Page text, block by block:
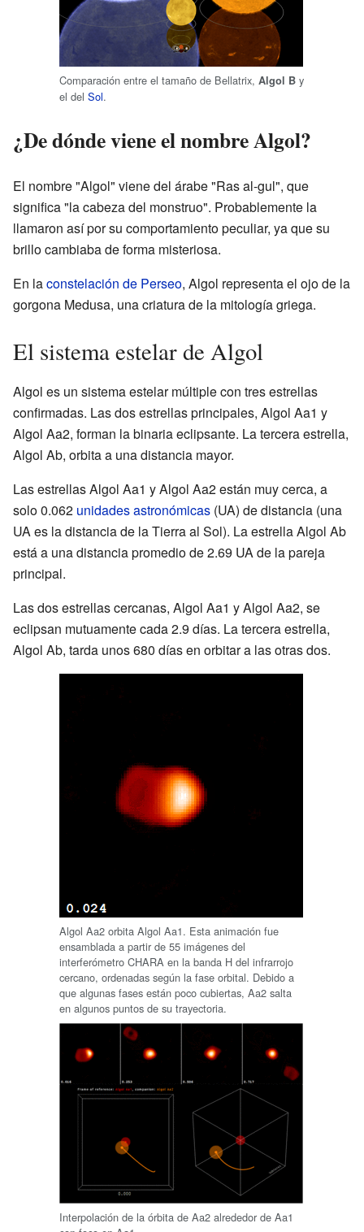
Comparación entre el tamaño de Bellatrix, Algol B y
el del Sol.
¿De dónde viene el nombre Algol?
El nombre "Algol" viene del árabe "Ras al-gul", que
significa "la cabeza del monstruo". Probablemente la
llamaron así por su comportamiento peculiar, ya que su
brillo cambiaba de forma misteriosa.
En laconstelación de Perseo, Algol representa el ojo de la
gorgona Medusa, una criatura de la mitología griega.
El sistema estelar de Algol
Algol es un sistema estelar múltiple con tres estrellas
confirmadas. Las dos estrellas principales, Algol Aa1 y
Algol Aa2, forman la binaria eclipsante. La tercera estrella,
Algol Ab, orbita a una distancia mayor.
Las estrellas Algol Aa1 y Algol Aa2 están muy cerca, a
solo 0.062 unidades astronómicas (UA) de distancia (una
UA es la distancia de la Tierra al Sol). La estrella Algol Ab
está a una distancia promedio de 2.69 UA de la pareja
principal.
Las dos estrellas cercanas, Algol Aa1 y Algol Aa2, se
eclipsan mutuamente cada 2.9 días. La tercera estrella,
Algol Ab, tarda unos 680 días en orbitar a las otras dos.
Algol Aa2 orbita Algol Aa1. Esta animación fue
ensamblada a partir de 55 imágenes del
interferómetro CHARA en la banda H del infrarrojo
cercano, ordenadas según la fase orbital. Debido a
que algunas fases están poco cubiertas, Aa2 salta
en algunos puntos de su trayectoria.
Interpolación de la órbita de Aa2 alrededor de Aa1